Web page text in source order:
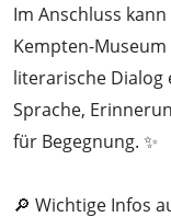
Im Anschluss
Kempten-
literarische Dialog
Sprache,
für Begegnung. ✨
🔎 Wichtige Infos